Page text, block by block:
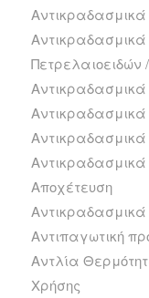
Πετρελαιοειδών
Αποχέτευση
Αντικραδασμικά
Αντιπαγωτική
Αντλία
Χρήσης